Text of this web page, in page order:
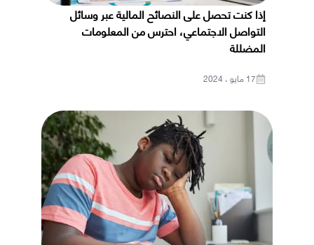
إذا كنت تحصل على النصائح المالية عبر وسائل
التواصل الاجتماعي، احترس من المعلومات
المضللة
17 مايو ، 2024